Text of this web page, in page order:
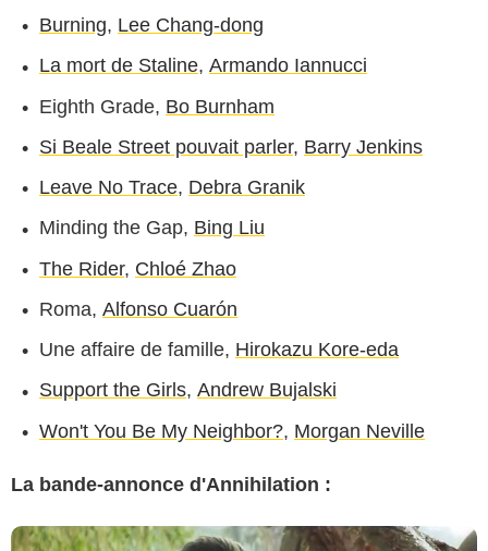
Burning, Lee Chang-dong
La mort de Staline, Armando Iannucci
Eighth Grade, Bo Burnham
Si Beale Street pouvait parler, Barry Jenkins
Leave No Trace, Debra Granik
Minding the Gap, Bing Liu
The Rider, Chloé Zhao
Roma, Alfonso Cuarón
Une affaire de famille, Hirokazu Kore-eda
Support the Girls, Andrew Bujalski
Won't You Be My Neighbor?, Morgan Neville
La bande-annonce d'Annihilation :